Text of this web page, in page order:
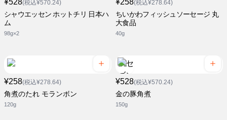
¥528(税込¥570.24)
シャウエッセン ホットチリ 日本ハ
ム
98g×2
¥258(税込¥278.64)
ちいかわフィッシュソーセージ 丸
大食品
40g
¥258(税込¥278.64)
角煮のたれ モランボン
120g
¥528(税込¥570.24)
金の豚角煮
150g